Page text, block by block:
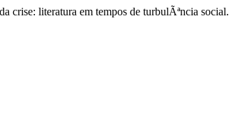
crise: literatura em tempos de turbulÃªncia social.